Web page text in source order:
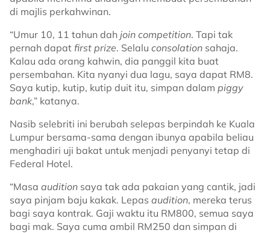
di majlis perkahwinan.
“Umur 10, 11 tahun dah join competition. Tapi tak
pernah dapat first prize. Selalu consolation sahaja.
Kalau ada orang kahwin, dia panggil kita buat
persembahan. Kita nyanyi dua lagu, saya dapat RM8.
Saya kutip, kutip, kutip duit itu, simpan dalam piggy
bank,” katanya.
Nasib selebriti ini berubah selepas berpindah ke Kuala
Lumpur bersama-sama dengan ibunya apabila beliau
menghadiri uji bakat untuk menjadi penyanyi tetap di
Federal Hotel.
“Masa audition saya tak ada pakaian yang cantik, jadi
saya pinjam baju kakak. Lepas audition, mereka terus
bagi saya kontrak. Gaji waktu itu RM800, semua saya
bagi mak. Saya cuma ambil RM250 dan simpan di